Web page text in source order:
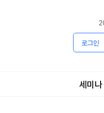
로그인
세미나